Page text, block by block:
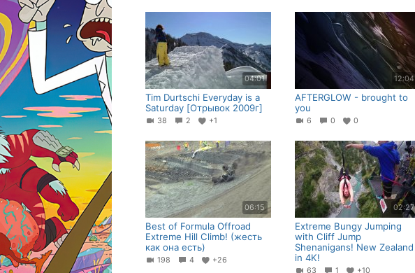
04:01
Tim Durtschi Everyday is a
Saturday [Отрывок 2009г]
38 2 +1
12:04
AFTERGLOW - brought to
you
6 0 0
06:15
Best of Formula Offroad
Extreme Hill Climb! (жесть
как она есть)
198 4 +26
02:27
Extreme Bungy Jumping
with Cliff Jump
Shenanigans! New Zealand
in 4K!
63 1 +10